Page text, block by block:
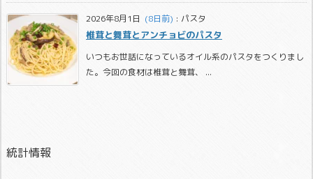
2026年8月1日
  (8日前)
: パスタ
椎茸と舞茸とアンチョビのパスタ
いつもお世話になっているオイル系のパスタをつくりまし
た。今回の食材は椎茸と舞茸、 ...
統計情報